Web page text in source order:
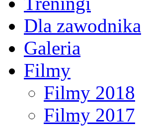
Dla zawodnika
Galeria
Filmy
Filmy 2018
Filmy 2017